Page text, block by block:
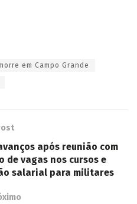
em Campo Grande
após reunião com
de vagas nos cursos e
salarial para militares